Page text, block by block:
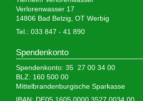
Verlorenwasser 17
14806 Bad Belzig, OT Werbig
Tel.: 033 847 - 41 890
Spendenkonto
Spendenkonto: 35 27 00 34 00
BLZ: 160 500 00
Mittelbrandenburgische Sparkasse